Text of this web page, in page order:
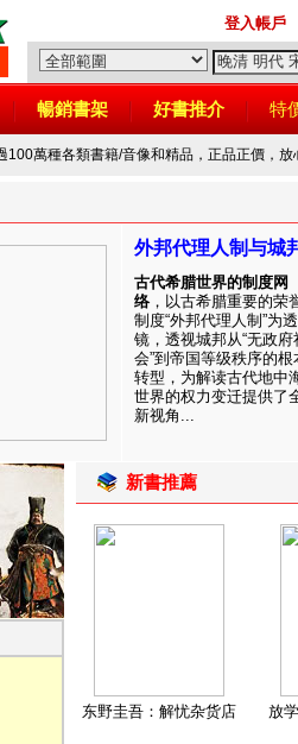
登入帳戶
暢銷書架 好書推介 特
100萬種各類書籍/音像和精品，正品正價，
外邦代理人制与城
古代希腊世界的制度网
络 ，以古希腊重要的荣
制度“外邦代理人制”为透
镜，透视城邦从“无政府
会”到帝国等级秩序的根
转型，为解读古代地中
世界的权力变迁提供了
新视角...
新書推薦
东野圭吾：解忧杂货店 放